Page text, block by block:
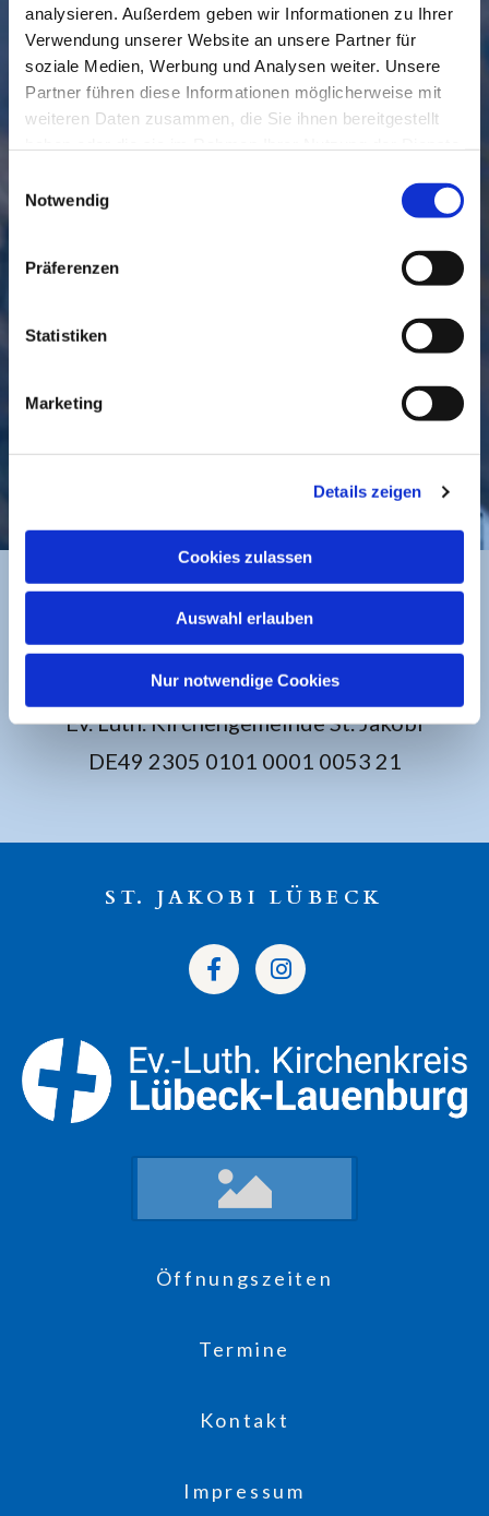
analysieren. Außerdem geben wir Informationen zu Ihrer
Verwendung unserer Website an unsere Partner für
soziale Medien, Werbung und Analysen weiter. Unsere
Partner führen diese Informationen möglicherweise mit
weiteren Daten zusammen, die Sie ihnen bereitgestellt
Notwendig
Präferenzen
Statistiken
Marketing
Details zeigen
Cookies zulassen
Auswahl erlauben
Nur notwendige Cookies
SCHNELL // NAVIGIERT
GEMEINDE BESUCHEN
BANKVERBINDUNG
Sparkasse zu Lübeck
Ev. Luth. Kirchengemeinde St. Jakobi
DE49 2305 0101 0001 0053 21
ST. JAKOBI LÜBECK
Öffnungszeiten
Termine
Kontakt
Impressum